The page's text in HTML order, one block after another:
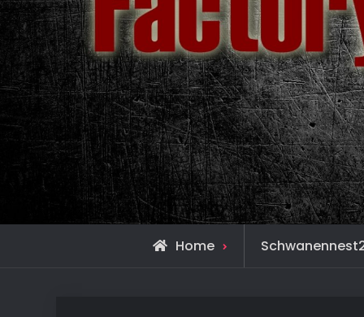
Home